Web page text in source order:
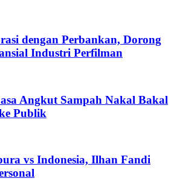
dengan Perbankan, Dorong
Industri Perfilman
Angkut Sampah Nakal Bakal
Publik
vs Indonesia, Ilhan Fandi